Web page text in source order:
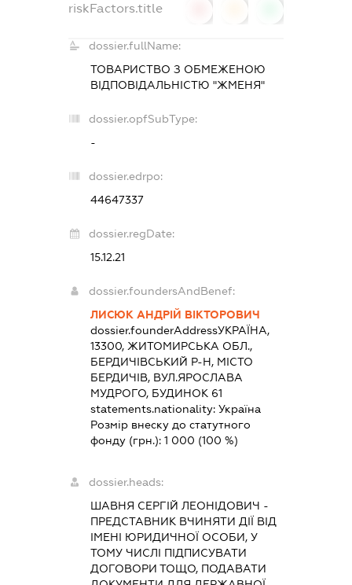
riskFactors.title
dossier.fullName:
ТОВАРИСТВО З ОБМЕЖЕНОЮ
ВІДПОВІДАЛЬНІСТЮ "ЖМЕНЯ"
dossier.opfSubType:
-
dossier.edrpo:
44647337
dossier.regDate:
15.12.21
dossier.foundersAndBenef:
ЛИСЮК АНДРІЙ ВІКТОРОВИЧ
dossier.founderAddressУКРАЇНА,
13300, ЖИТОМИРСЬКА ОБЛ.,
БЕРДИЧІВСЬКИЙ Р-Н, МІСТО
БЕРДИЧІВ, ВУЛ.ЯРОСЛАВА
МУДРОГО, БУДИНОК 61
statements.nationality: Україна
Розмір внеску до статутного
фонду (грн.): 1 000 (100 %)
dossier.heads:
ШАВНЯ СЕРГІЙ ЛЕОНІДОВИЧ -
ПРЕДСТАВНИК ВЧИНЯТИ ДІЇ ВІД
ІМЕНІ ЮРИДИЧНОЇ ОСОБИ, У
ТОМУ ЧИСЛІ ПІДПИСУВАТИ
ДОГОВОРИ ТОЩО, ПОДАВАТИ